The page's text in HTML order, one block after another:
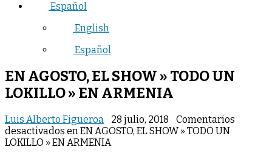
Español
English
Español
EN AGOSTO, EL SHOW » TODO UN
LOKILLO » EN ARMENIA
Luis Alberto Figueroa 28 julio, 2018
Comentarios
desactivados en EN AGOSTO, EL SHOW » TODO UN
LOKILLO » EN ARMENIA